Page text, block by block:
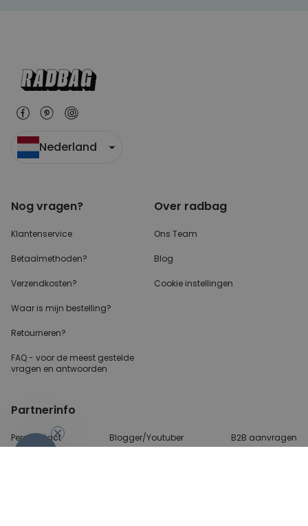
Nederland
Nog vragen?
Klantenservice
Betaalmethoden?
Verzendkosten?
Waar is mijn bestelling?
Retourneren?
FAQ - voor de meest gestelde
vragen en antwoorden
Over radbag
Ons Team
Blog
Cookie instellingen
Partnerinfo
Perscontact Blogger/Youtuber B2B aanvragen